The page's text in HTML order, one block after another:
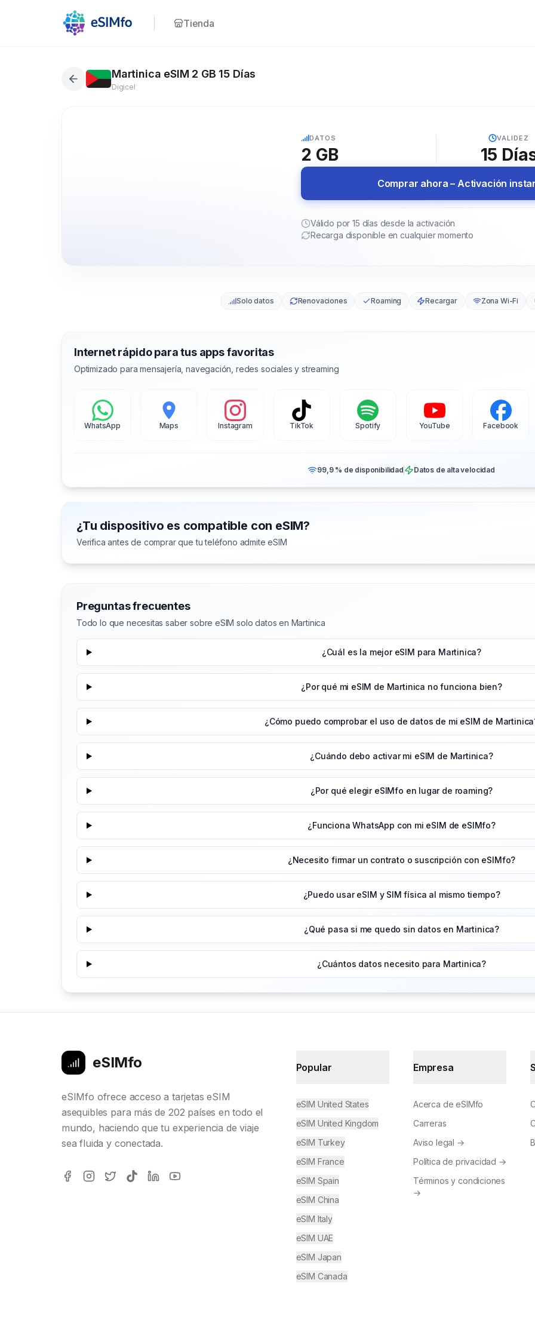
Tienda
Martinica eSIM 2 GB 15 Días
Digicel
DATOS
2 GB
VALIDEZ
15
Comprar ahora – Activación
Válido por 15 días desde la activación
Recarga disponible en cualquier momento
Solo datos Renovaciones Roaming Recargar Zona Wi-Fi
Internet rápido para tus apps favoritas
Optimizado para mensajería, navegación, redes sociales y streaming
WhatsApp Maps Instagram TikTok Spotify YouTube Facebook
99,9 % de disponibilidad Datos de alta velocidad
¿Tu dispositivo es compatible con eSIM?
Verifica antes de comprar que tu teléfono admite eSIM
Preguntas frecuentes
Todo lo que necesitas saber sobre eSIM solo datos en Martinica
¿Cuál es la mejor eSIM para Martinica?
¿Por qué mi eSIM de Martinica no funciona bien?
¿Cómo puedo comprobar el uso de datos de mi eSIM de
¿Cuándo debo activar mi eSIM de Martinica?
¿Por qué elegir eSIMfo en lugar de roaming?
¿Funciona WhatsApp con mi eSIM de eSIMfo?
¿Necesito firmar un contrato o suscripción con eSIMfo?
¿Puedo usar eSIM y SIM física al mismo tiempo?
¿Qué pasa si me quedo sin datos en Martinica?
¿Cuántos datos necesito para Martinica?
eSIMfo
eSIMfo ofrece acceso a tarjetas eSIM
asequibles para más de 202 países en todo el
mundo, haciendo que tu experiencia de viaje
sea fluida y conectada.
Popular
eSIM United States
eSIM United Kingdom
eSIM Turkey
eSIM France
eSIM Spain
eSIM China
eSIM Italy
eSIM UAE
eSIM Japan
eSIM Canada
Empresa
Acerca de eSIMfo
Carreras
Aviso legal →
Política de privacidad →
Términos y condiciones
→